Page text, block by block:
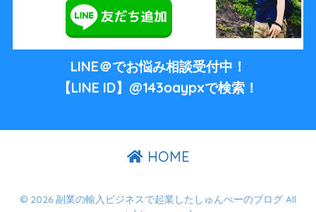
LINE＠でお悩み相談受付中！
【LINE ID】@143oaypxで検索！
HOME
© 2026 副業の輸入ビジネスで起業したしゅんぺーのブログ All